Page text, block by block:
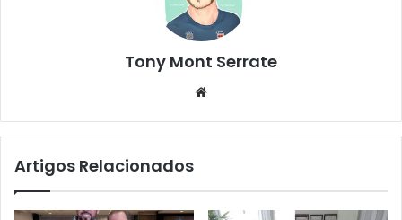
Tony Mont Serrate
te
Artigos Relacionados